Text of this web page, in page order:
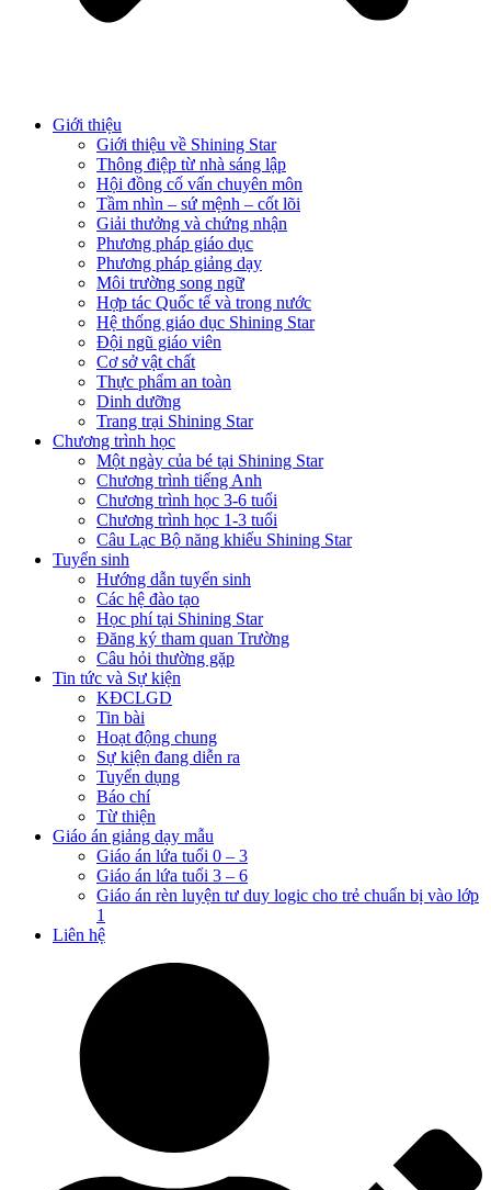
Giới thiệu
Giới thiệu về Shining Star
Thông điệp từ nhà sáng lập
Hội đồng cố vấn chuyên môn
Tầm nhìn – sứ mệnh – cốt lõi
Giải thưởng và chứng nhận
Phương pháp giáo dục
Phương pháp giảng dạy
Môi trường song ngữ
Hợp tác Quốc tế và trong nước
Hệ thống giáo dục Shining Star
Đội ngũ giáo viên
Cơ sở vật chất
Thực phẩm an toàn
Dinh dưỡng
Trang trại Shining Star
Chương trình học
Một ngày của bé tại Shining Star
Chương trình tiếng Anh
Chương trình học 3-6 tuổi
Chương trình học 1-3 tuổi
Câu Lạc Bộ năng khiếu Shining Star
Tuyển sinh
Hướng dẫn tuyển sinh
Các hệ đào tạo
Học phí tại Shining Star
Đăng ký tham quan Trường
Câu hỏi thường gặp
Tin tức và Sự kiện
KĐCLGD
Tin bài
Hoạt động chung
Sự kiện đang diễn ra
Tuyển dụng
Báo chí
Từ thiện
Giáo án giảng dạy mẫu
Giáo án lứa tuổi 0 – 3
Giáo án lứa tuổi 3 – 6
Giáo án rèn luyện tư duy logic cho trẻ chuẩn bị vào lớp
1
Liên hệ